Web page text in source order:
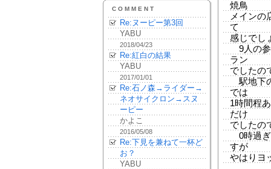
COMMENT
Re:ヌーピー第3回
YABU
2018/04/23
Re:紅白の結果
YABU
2017/01/01
Re:石ノ森→ライダー→
ネオサイクロン→スヌ
ーピー
かよこ
2016/05/08
Re:下見を兼ねて一杯ど
お？
YABU
焼鳥
メインの
て
感じでし
9人の参
ラン
でしたの
駅地下
では
1時間程
だけ
でしたの
0時過ぎ
すが
やはりヨ